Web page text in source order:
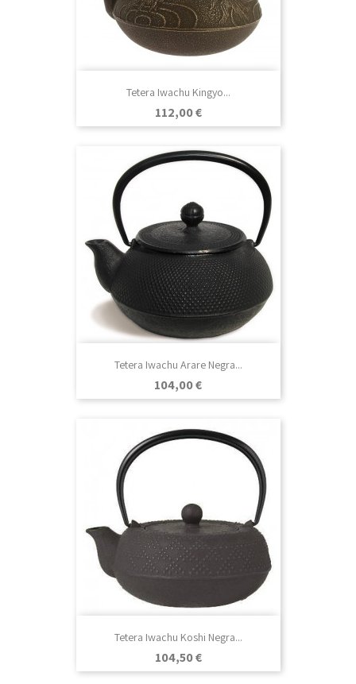
Tetera Iwachu Kingyo...
Precio
112,00 €
Tetera Iwachu Arare Negra...
Precio
104,00 €
Tetera Iwachu Koshi Negra...
Precio
104,50 €